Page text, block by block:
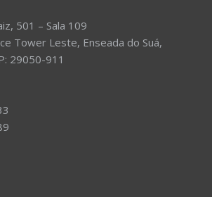
501 – Sala 109
Tower Leste, Enseada do Suá,
29050-911